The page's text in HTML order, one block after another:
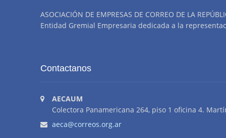
ASOCIACIÓN DE EMPRESAS DE CORREO DE LA
Entidad Gremial Empresaria dedicada a la
Contactanos
AECAUM
Colectora Panamericana 264, piso 1 oficina 4.
aeca@correos.org.ar